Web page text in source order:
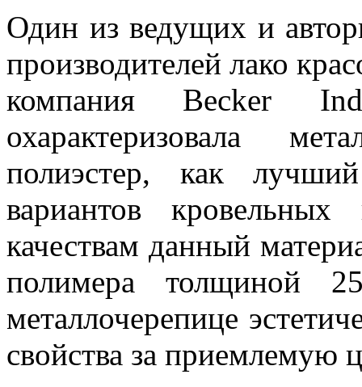
Один из ведущих и
производителей лако
компания Becker
охарактеризовала
полиэстер, как
вариантов
качествам данный
полимера толщиной
металлочерепице
свойства за приемлемую